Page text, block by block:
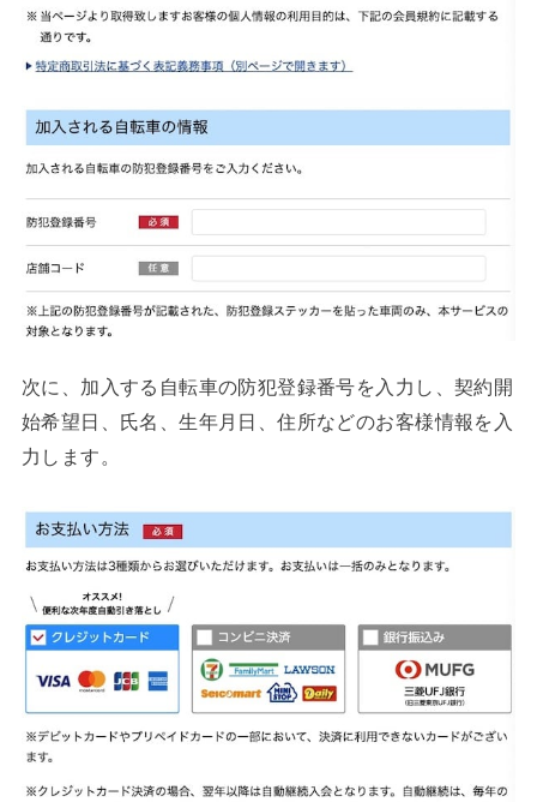
次に、加入する自転車の防犯登録番号を入力し、契約開
始希望日、氏名、生年月日、住所などのお客様情報を入
力します。